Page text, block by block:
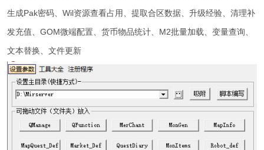
生成Pak密码、Wil资源查看占用、提取合区数据、升级经验、清理补
发充值、GOM微端配置、货币物品统计、M2批量加载、变量查询、
文本替换、文件更新